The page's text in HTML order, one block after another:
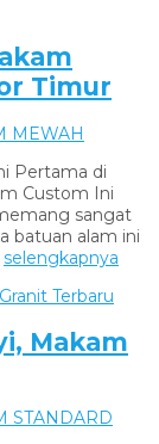
Timur
MEWAH
Pertama di
Custom Ini
sangat
batuan alam ini
selengkapnya
Makam
STANDARD